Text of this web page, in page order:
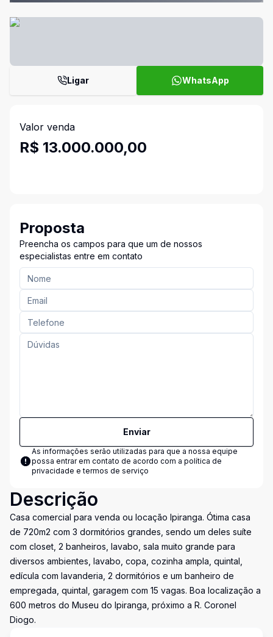
Ligar WhatsApp
Valor venda
R$ 13.000.000,00
Proposta
Preencha os campos para que um de nossos
especialistas entre em contato
Enviar
As informações serão utilizadas para que a nossa equipe
possa entrar em contato de acordo com a política de
privacidade e termos de serviço
Descrição
Casa comercial para venda ou locação Ipiranga. Ótima casa
de 720m2 com 3 dormitórios grandes, sendo um deles suíte
com closet, 2 banheiros, lavabo, sala muito grande para
diversos ambientes, lavabo, copa, cozinha ampla, quintal,
edícula com lavanderia, 2 dormitórios e um banheiro de
empregada, quintal, garagem com 15 vagas. Boa localização a
600 metros do Museu do Ipiranga, próximo a R. Coronel
Diogo.